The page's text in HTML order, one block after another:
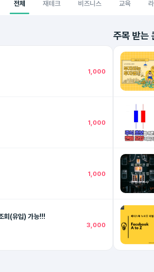
전체 재테크 비즈니스 교육
1,000
1,000
1,000
돈 벌어주는 [키워드 분석] 이거 하나로 끝내자. - 3,000명 조회(유입) 가능!!!
3,000
주목 받는